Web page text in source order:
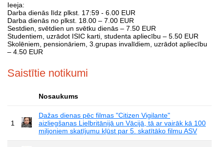
Ieeja:
Darba dienās līdz plkst. 17:59 - 6.00 EUR
Darba dienās no plkst. 18.00 – 7.00 EUR
Sestdien, svētdien un svētku dienās – 7.50 EUR
Studentiem, uzrādot ISIC karti, studenta apliecību – 5.50 EUR
Skolēniem, pensionāriem, 3.grupas invalīdiem, uzrādot apliecību
– 4.50 EUR
Saistītie notikumi
Nosaukums
1
Dažas dienas pēc filmas "Citizen Vigilante"
aizliegšanas Lielbritānijā un Vācijā, tā ar vairāk kā 100
miljoniem skatījumu kļūst par 5. skatītāko filmu ASV